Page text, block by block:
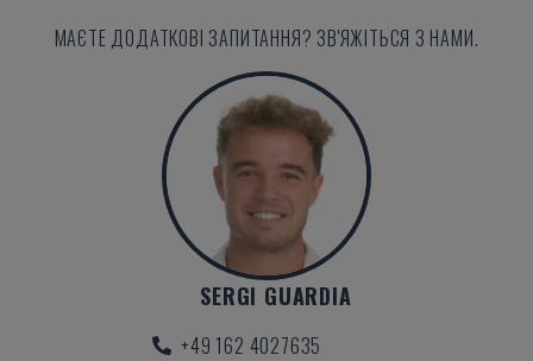
МАЄТЕ ДОДАТКОВІ ЗАПИТАННЯ? ЗВ'ЯЖІТЬСЯ З НАМИ.
SERGI GUARDIA
+49 162 4027635